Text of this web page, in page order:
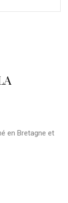
en Bretagne et